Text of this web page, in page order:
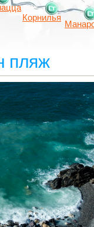
Корнилья
пляж